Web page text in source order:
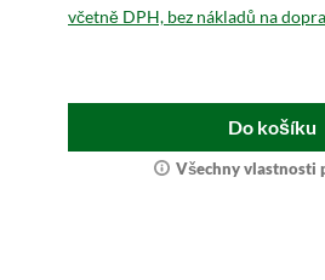
včetně DPH, bez nákladů na
Do košíku
Všechny vlastnosti